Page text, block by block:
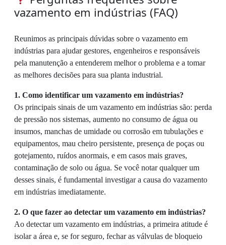
vazamento em indústrias (FAQ)
Reunimos as principais dúvidas sobre o vazamento em
indústrias para ajudar gestores, engenheiros e responsáveis
pela manutenção a entenderem melhor o problema e a tomar
as melhores decisões para sua planta industrial.
1. Como identificar um vazamento em indústrias?
Os principais sinais de um vazamento em indústrias são: perda
de pressão nos sistemas, aumento no consumo de água ou
insumos, manchas de umidade ou corrosão em tubulações e
equipamentos, mau cheiro persistente, presença de poças ou
gotejamento, ruídos anormais, e em casos mais graves,
contaminação de solo ou água. Se você notar qualquer um
desses sinais, é fundamental investigar a causa do vazamento
em indústrias imediatamente.
2. O que fazer ao detectar um vazamento em indústrias?
Ao detectar um vazamento em indústrias, a primeira atitude é
isolar a área e, se for seguro, fechar as válvulas de bloqueio